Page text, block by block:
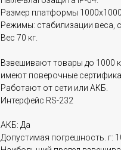
Размер платформы
Режимы: стабилизации веса,
Вес 70 кг.
Взвешивают товары до 1000
имеют поверочные
Работают от сети или АКБ.
Интерфейс RS-232
АКБ: Да
Допустимая погрешность. г: